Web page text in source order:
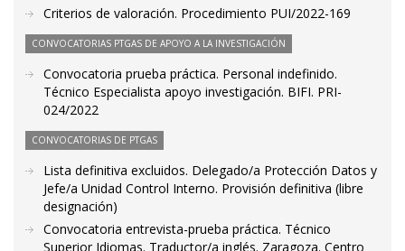
Criterios de valoración. Procedimiento PUI/2022-169
CONVOCATORIAS PTGAS DE APOYO A LA INVESTIGACIÓN
Convocatoria prueba práctica. Personal indefinido.
Técnico Especialista apoyo investigación. BIFI. PRI-
024/2022
CONVOCATORIAS DE PTGAS
Lista definitiva excluidos. Delegado/a Protección Datos y
Jefe/a Unidad Control Interno. Provisión definitiva (libre
designación)
Convocatoria entrevista-prueba práctica. Técnico
Superior Idiomas. Traductor/a inglés. Zaragoza. Centro